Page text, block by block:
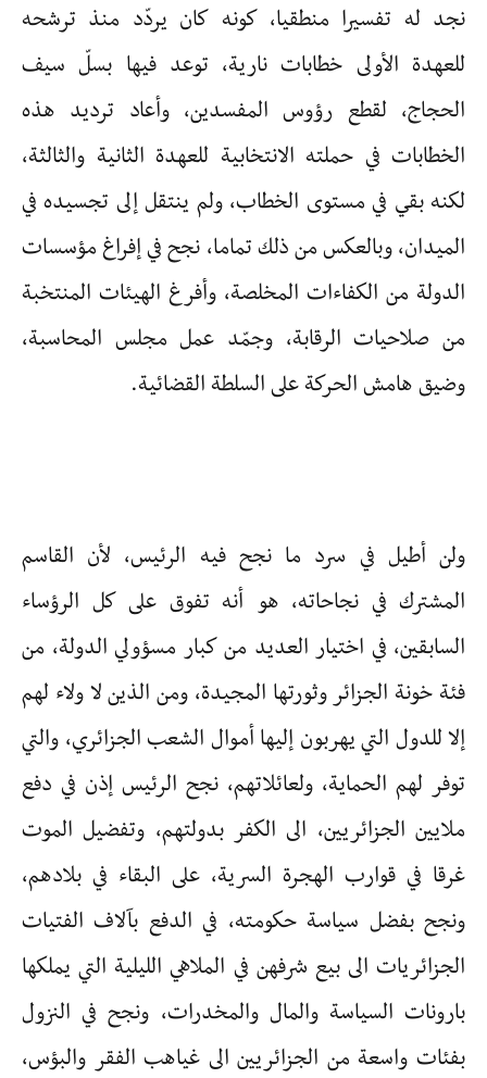
نجد له تفسيرا منطقيا، كونه كان يردّد منذ ترشحه
للعهدة الأولى خطابات نارية، توعد فيها بسلّ سيف
الحجاج، لقطع رؤوس المفسدين، وأعاد ترديد هذه
الخطابات في حملته الانتخابية للعهدة الثانية والثالثة،
لكنه بقي في مستوى الخطاب، ولم ينتقل إلى تجسيده في
الميدان، وبالعكس من ذلك تماما، نجح في إفراغ مؤسسات
الدولة من الكفاءات المخلصة، وأفرغ الهيئات المنتخبة
من صلاحيات الرقابة، وجمّد عمل مجلس المحاسبة،
وضيق هامش الحركة على السلطة القضائية.
ولن أطيل في سرد ما نجح فيه الرئيس، لأن القاسم
المشترك في نجاحاته، هو أنه تفوق على كل الرؤساء
السابقين، في اختيار العديد من كبار مسؤولي الدولة، من
فئة خونة الجزائر وثورتها المجيدة، ومن الذين لا ولاء لهم
إلا للدول التي يهربون إليها أموال الشعب الجزائري، والتي
توفر لهم الحماية، ولعائلاتهم، نجح الرئيس إذن في دفع
ملايين الجزائريين، الى الكفر بدولتهم، وتفضيل الموت
غرقا في قوارب الهجرة السرية، على البقاء في بلادهم،
ونجح بفضل سياسة حكومته، في الدفع بآلاف الفتيات
الجزائريات الى بيع شرفهن في الملاهي الليلية التي يملكها
بارونات السياسة والمال والمخدرات، ونجح في النزول
بفئات واسعة من الجزائريين الى غياهب الفقر والبؤس،